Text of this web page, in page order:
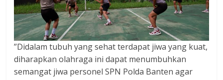
”Didalam tubuh yang sehat terdapat jiwa yang kuat,
diharapkan olahraga ini dapat menumbuhkan
semangat jiwa personel SPN Polda Banten agar